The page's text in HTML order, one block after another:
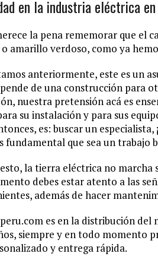
en la industria eléctrica
la pena rememorar que el
amarillo verdoso, como ya
anteriormente, este es un
de una construcción para
nuestra pretensión acá es
su instalación y para sus
es: buscar un
fundamental que sea un
la tierra eléctrica no
debes estar atento a las
además de hacer
es en la distribución del
siempre y en todo momento
y entrega rápida.